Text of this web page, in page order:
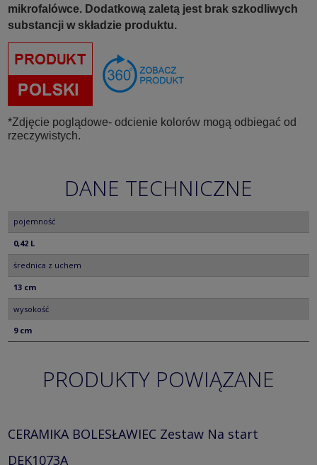
mikrofalówce. Dodatkową zaletą jest brak szkodliwych
substancji w składzie produktu.
*Zdjęcie poglądowe- odcienie kolorów mogą odbiegać od
rzeczywistych.
DANE TECHNICZNE
pojemność
0,42 L
średnica z uchem
13 cm
wysokość
9 cm
PRODUKTY POWIĄZANE
CERAMIKA BOLESŁAWIEC Zestaw Na start
DEK1073A